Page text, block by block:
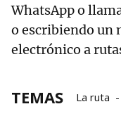
WhatsApp o
o escribiendo un
electrónico a
TEMAS La ruta